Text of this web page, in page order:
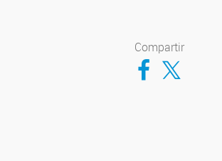
Compartir
Compartir en Facebook
Compartir en Twitter